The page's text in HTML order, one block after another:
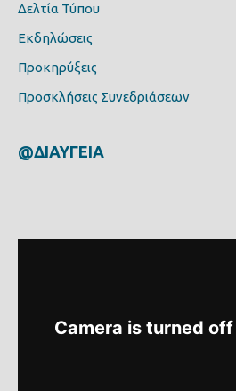
Δελτία Τύπου
Εκδηλώσεις
Προκηρύξεις
Προσκλήσεις Συνεδριάσεων
@ΔΙΑΥΓΕΙΑ